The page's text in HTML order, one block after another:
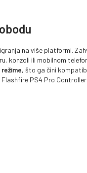
na više platformi.
konzoli ili mobilnom
, što ga čini
PS4 Pro